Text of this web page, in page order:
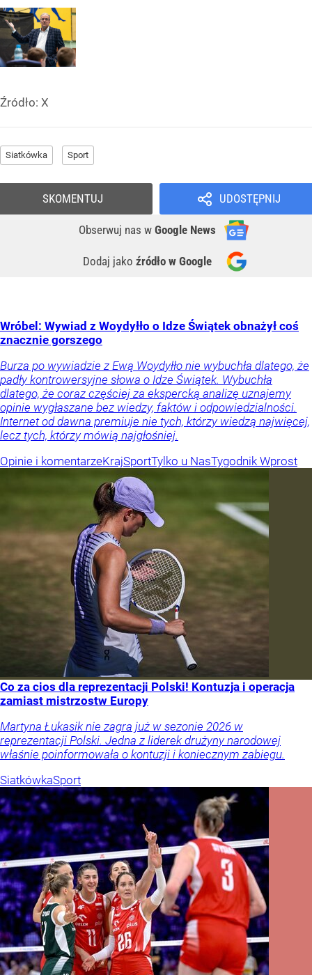
Źródło: X
Siatkówka Sport
UDOSTĘPNIJ
Obserwuj nas w Google News
Dodaj jako źródło w Google
SKOMENTUJ
Wróbel: Wywiad z Woydyłło o Idze Świątek obnażył coś
znacznie gorszego
Burza po wywiadzie z Ewą Woydyłło nie wybuchła dlatego, że
padły kontrowersyjne słowa o Idze Świątek. Wybuchła
dlatego, że coraz częściej za ekspercką analizę uznajemy
opinie wygłaszane bez wiedzy, faktów i odpowiedzialności.
Internet od dawna premiuje nie tych, którzy wiedzą najwięcej,
lecz tych, którzy mówią najgłośniej.
Opinie i komentarzeKrajSportTylko u NasTygodnik Wprost
Co za cios dla reprezentacji Polski! Kontuzja i operacja
zamiast mistrzostw Europy
Martyna Łukasik nie zagra już w sezonie 2026 w
reprezentacji Polski. Jedna z liderek drużyny narodowej
właśnie poinformowała o kontuzji i koniecznym zabiegu.
SiatkówkaSport